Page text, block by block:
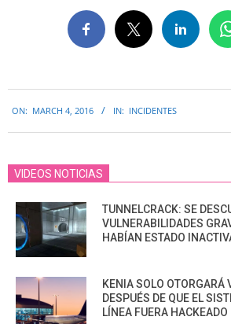
03-
04
ON: MARCH 4, 2016 IN: INCIDENTES
VIDEOS NOTICIAS
TUNNELCRACK: SE
VULNERABILIDADES
HABÍAN ESTADO
KENIA SOLO OTORGARÁ
DESPUÉS DE QUE EL
LÍNEA FUERA HACKEADO